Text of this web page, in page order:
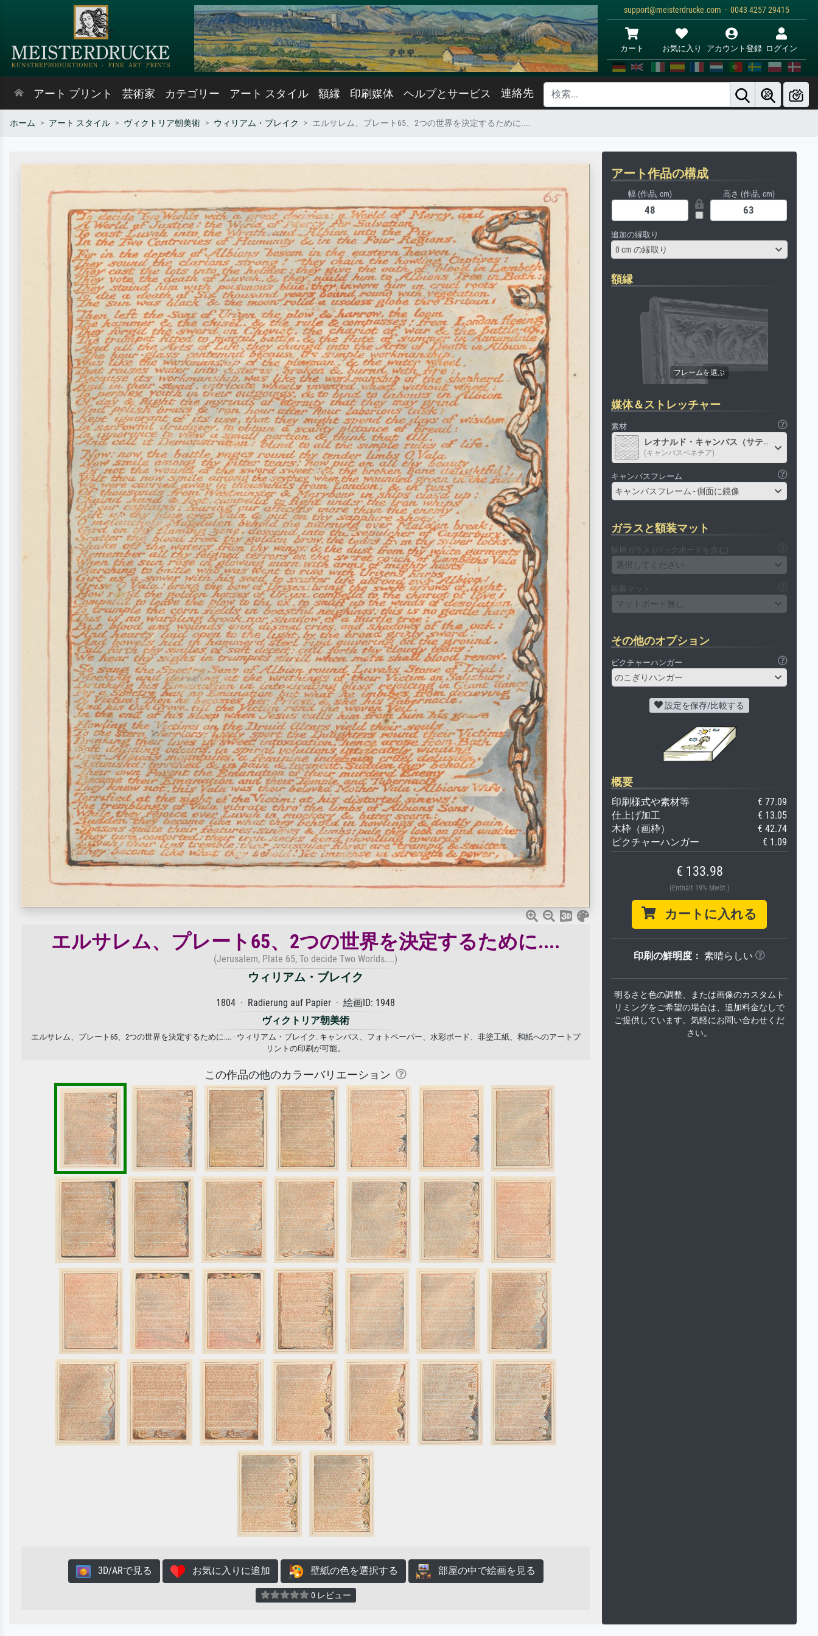
support@meisterdrucke.com · 0043 4257 29415
カート お気に入り アカウント登録 ログイン
アート プリント 芸術家 カテゴリー アート スタイル 額縁 印刷媒体 ヘルプとサービス 連絡先
ホーム アート スタイル ヴィクトリア朝美術 ウィリアム・ブレイク エルサレム、プレート65、2つの世界を決定するために....
エルサレム、プレート65、2つの世界を決定するために....
(Jerusalem, Plate 65, To decide Two Worlds....)
ウィリアム・ブレイク
1804 · Radierung auf Papier · 絵画ID: 1948
ヴィクトリア朝美術
エルサレム、プレート65、2つの世界を決定するために.... · ウィリアム・ブレイク. キャンバス、フォトペーパー、水彩ボード、非塗工紙、和紙へのアートプ
リントの印刷が可能。
この作品の他のカラーバリエーション
3D/ARで見る お気に入りに追加 壁紙の色を選択する 部屋の中で絵画を見る
0 レビュー
アート作品の構成
幅 (作品, cm) 高さ (作品, cm)
追加の縁取り
0 cm の縁取り
額縁
媒体＆ストレッチャー
素材
レオナルド・キャンバス（サテン）
(キャンバスベネチア)
キャンバスフレーム
キャンバスフレーム - 側面に鏡像
ガラスと額装マット
額用ガラス (バックボードを含む)
選択してください
額装マット
マットボード無し
その他のオプション
ピクチャーハンガー
のこぎりハンガー
設定を保存/比較する
概要
印刷様式や素材等
€ 77.09
仕上げ加工
€ 13.05
木枠（画枠）
€ 42.74
ピクチャーハンガー
€ 1.09
€ 133.98
(Enthält 19% MwSt.)
カートに入れる
印刷の鮮明度： 素晴らしい
明るさと色の調整、または画像のカスタムト
リミングをご希望の場合は、追加料金なしで
ご提供しています。気軽にお問い合わせくだ
さい。